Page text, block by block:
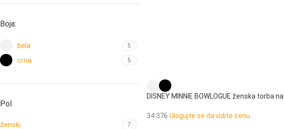
Boja:
bela 5
crna 5
Pol
ženski 7
DISNEY MINNIE BOWLOGUE ženska torba na
34.376 Ulogujte se da vidite cenu